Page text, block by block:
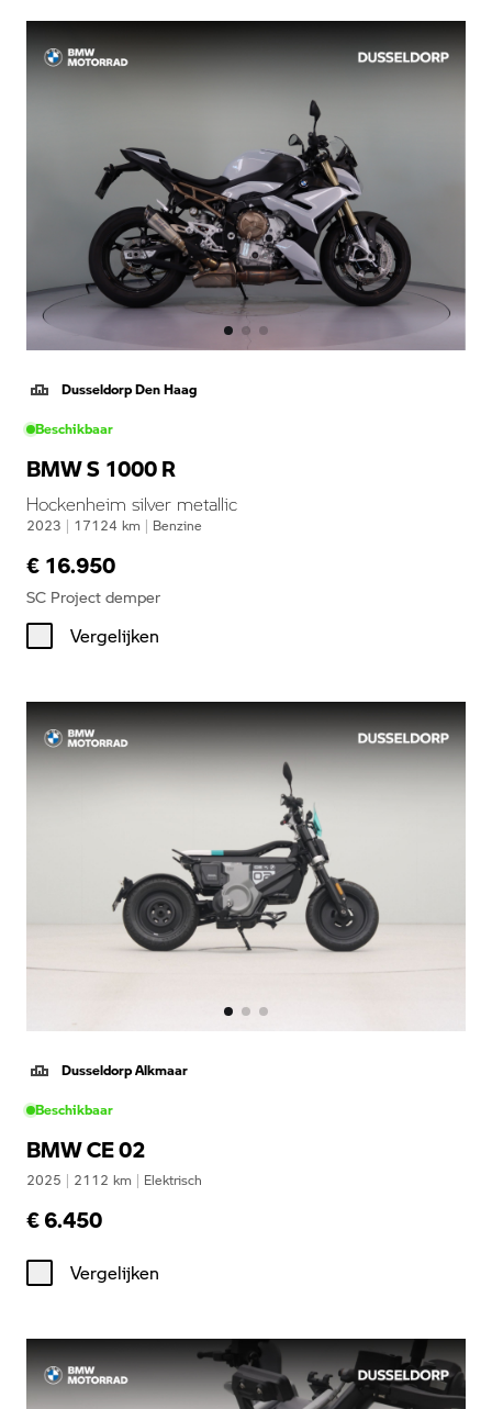
Dusseldorp Den Haag
Beschikbaar
BMW S 1000 R
Hockenheim silver metallic
2023 | 17124 km | Benzine
€ 16.950
SC Project demper
Vergelijken
Dusseldorp Alkmaar
Beschikbaar
BMW CE 02
2025 | 2112 km | Elektrisch
€ 6.450
Vergelijken